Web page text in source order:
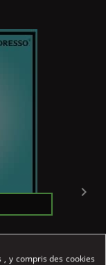

y compris des cookies